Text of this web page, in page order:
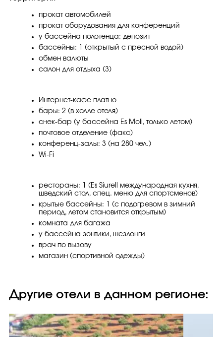
прокат автомобилей
прокат оборудования для конференций
у бассейна полотенца: депозит
бассейны: 1 (открытый с пресной водой)
обмен валюты
салон для отдыха (3)
Интернет-кафе платно
бары: 2 (в холле отеля)
снек-бар (у бассейна Es Moli, только летом)
почтовое отделение (факс)
конференц-залы: 3 (на 280 чел.)
Wi-Fi
рестораны: 1 (Es Siurell международная кухня,
шведский стол, спец. меню для спортсменов)
крытые бассейны: 1 (с подогревом в зимний
период, летом становится открытым)
комната для багажа
у бассейна зонтики, шезлонги
врач по вызову
магазин (спортивной одежды)
Другие отели в данном регионе: